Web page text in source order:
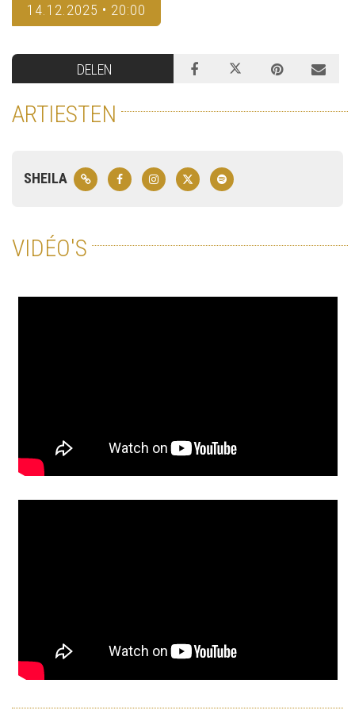
14.12.2025 • 20:00
DELEN
ARTIESTEN
SHEILA
VIDÉO'S